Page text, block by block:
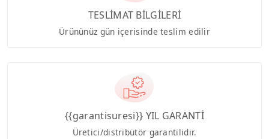
TESLİMAT BİLGİLERİ
Ürününüz gün içerisinde teslim edilir
{{garantisuresi}} YIL GARANTİ
Üretici/distribütör garantilidir.